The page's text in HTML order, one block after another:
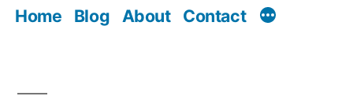
Home
Blog About Contact